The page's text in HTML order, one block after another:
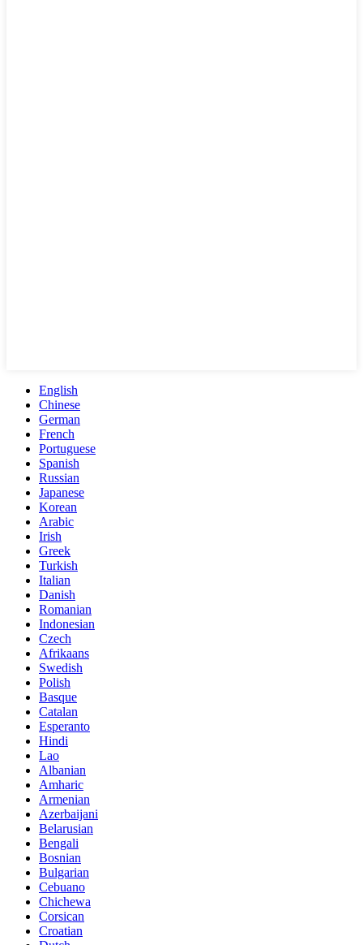
English
Chinese
German
French
Portuguese
Spanish
Russian
Japanese
Korean
Arabic
Irish
Greek
Turkish
Italian
Danish
Romanian
Indonesian
Czech
Afrikaans
Swedish
Polish
Basque
Catalan
Esperanto
Hindi
Lao
Albanian
Amharic
Armenian
Azerbaijani
Belarusian
Bengali
Bosnian
Bulgarian
Cebuano
Chichewa
Corsican
Croatian